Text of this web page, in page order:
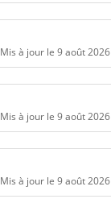
Mis à jour le 9 août 2026
Mis à jour le 9 août 2026
Mis à jour le 9 août 2026